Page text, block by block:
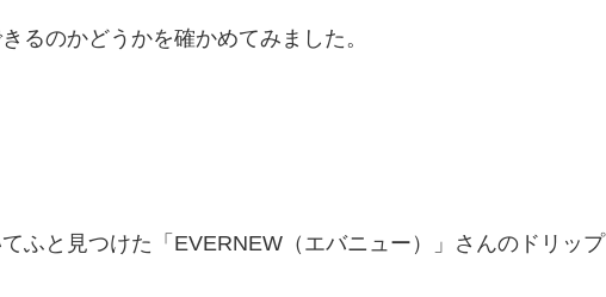
るのかどうかを確かめてみました。
ふと見つけた「EVERNEW（エバニュー）」さんのドリップ